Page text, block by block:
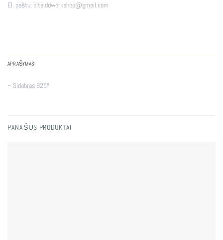
El. paštu: dite.ddworkshop@gmail.com
APRAŠYMAS
– Sidabras 925º
PANAŠŪS PRODUKTAI